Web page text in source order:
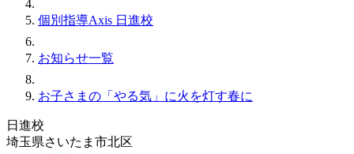
個別指導Axis 日進校
お知らせ一覧
お子さまの「やる気」に火を灯す春に
日進校
埼玉県さいたま市北区